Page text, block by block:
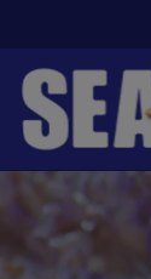
springen